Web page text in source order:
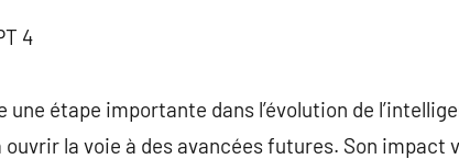
4
une étape importante dans l’évolution de
la voie à des avancées futures. Son impact